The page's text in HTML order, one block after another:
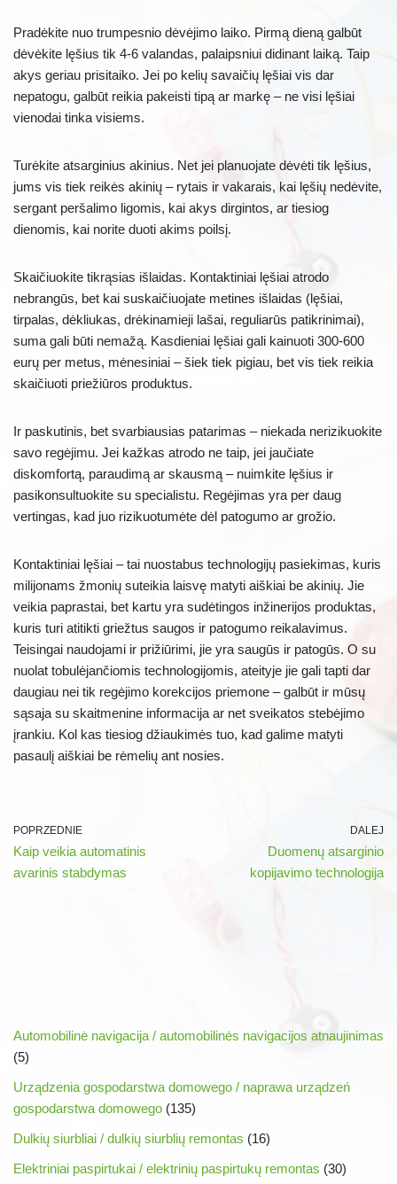
Pradėkite nuo trumpesnio dėvėjimo laiko. Pirmą dieną galbūt
dėvėkite lęšius tik 4-6 valandas, palaipsniui didinant laiką. Taip
akys geriau prisitaiko. Jei po kelių savaičių lęšiai vis dar
nepatogu, galbūt reikia pakeisti tipą ar markę – ne visi lęšiai
vienodai tinka visiems.
Turėkite atsarginius akinius. Net jei planuojate dėvėti tik lęšius,
jums vis tiek reikės akinių – rytais ir vakarais, kai lęšių nedėvite,
sergant peršalimo ligomis, kai akys dirgintos, ar tiesiog
dienomis, kai norite duoti akims poilsį.
Skaičiuokite tikrąsias išlaidas. Kontaktiniai lęšiai atrodo
nebrangūs, bet kai suskaičiuojate metines išlaidas (lęšiai,
tirpalas, dėkliukas, drėkinamieji lašai, reguliarūs patikrinimai),
suma gali būti nemažą. Kasdieniai lęšiai gali kainuoti 300-600
eurų per metus, mėnesiniai – šiek tiek pigiau, bet vis tiek reikia
skaičiuoti priežiūros produktus.
Ir paskutinis, bet svarbiausias patarimas – niekada nerizikuokite
savo regėjimu. Jei kažkas atrodo ne taip, jei jaučiate
diskomfortą, paraudimą ar skausmą – nuimkite lęšius ir
pasikonsultuokite su specialistu. Regėjimas yra per daug
vertingas, kad juo rizikuotumėte dėl patogumo ar grožio.
Kontaktiniai lęšiai – tai nuostabus technologijų pasiekimas, kuris
milijonams žmonių suteikia laisvę matyti aiškiai be akinių. Jie
veikia paprastai, bet kartu yra sudėtingos inžinerijos produktas,
kuris turi atitikti griežtus saugos ir patogumo reikalavimus.
Teisingai naudojami ir prižiūrimi, jie yra saugūs ir patogūs. O su
nuolat tobulėjančiomis technologijomis, ateityje jie gali tapti dar
daugiau nei tik regėjimo korekcijos priemone – galbūt ir mūsų
sąsaja su skaitmenine informacija ar net sveikatos stebėjimo
įrankiu. Kol kas tiesiog džiaukimės tuo, kad galime matyti
pasaulį aiškiai be rėmelių ant nosies.
POPRZEDNIE
Kaip veikia automatinis
avarinis stabdymas
DALEJ
Duomenų atsarginio
kopijavimo technologija
Automobilinė navigacija / automobilinės navigacijos atnaujinimas
(5)
Urządzenia gospodarstwa domowego / naprawa urządzeń
gospodarstwa domowego (135)
Dulkių siurbliai / dulkių siurblių remontas (16)
Elektriniai paspirtukai / elektrinių paspirtukų remontas (30)